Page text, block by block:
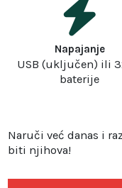
Napajanje
USB (uključen) ili
baterije
Naruči već danas i
biti njihova!